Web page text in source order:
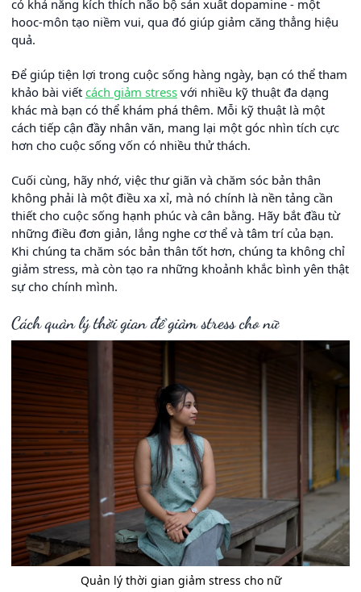
có khả năng kích thích não bộ sản xuất dopamine - một
hooc-môn tạo niềm vui, qua đó giúp giảm căng thẳng hiệu
quả.
Để giúp tiện lợi trong cuộc sống hàng ngày, bạn có thể tham
khảo bài viết cách giảm stress với nhiều kỹ thuật đa dạng
khác mà bạn có thể khám phá thêm. Mỗi kỹ thuật là một
cách tiếp cận đầy nhân văn, mang lại một góc nhìn tích cực
hơn cho cuộc sống vốn có nhiều thử thách.
Cuối cùng, hãy nhớ, việc thư giãn và chăm sóc bản thân
không phải là một điều xa xỉ, mà nó chính là nền tảng cần
thiết cho cuộc sống hạnh phúc và cân bằng. Hãy bắt đầu từ
những điều đơn giản, lắng nghe cơ thể và tâm trí của bạn.
Khi chúng ta chăm sóc bản thân tốt hơn, chúng ta không chỉ
giảm stress, mà còn tạo ra những khoảnh khắc bình yên thật
sự cho chính mình.
Cách quản lý thời gian để giảm stress cho nữ
Quản lý thời gian giảm stress cho nữ